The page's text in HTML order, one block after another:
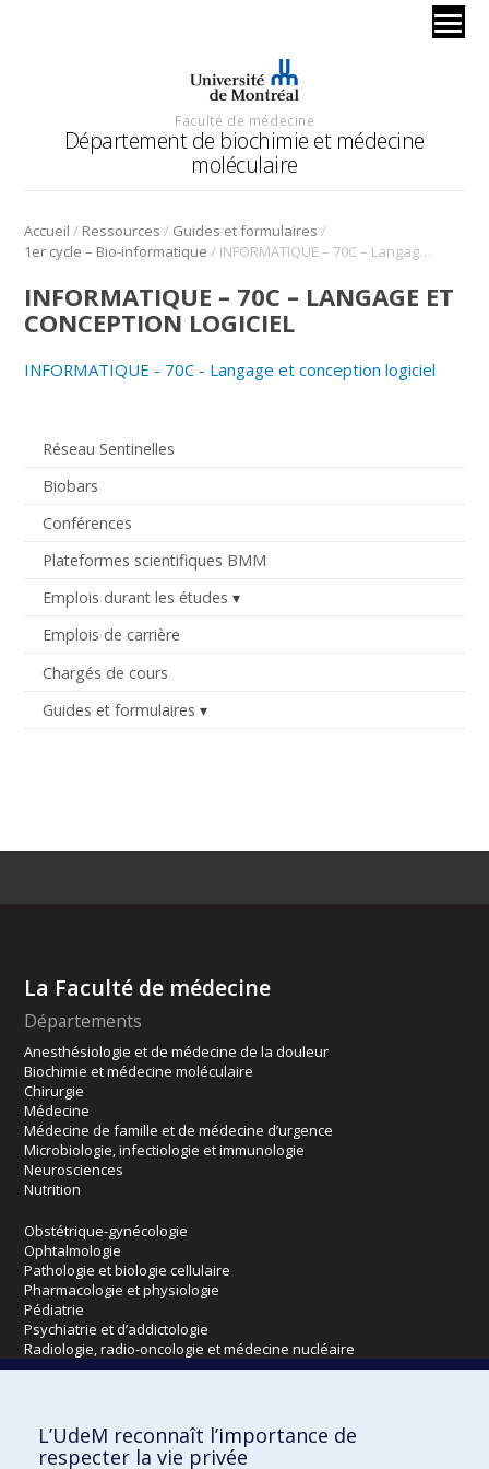
Faculté de médecine
Département de biochimie et médecine
moléculaire
Accueil / Ressources / Guides et formulaires /
1er cycle – Bio-informatique / INFORMATIQUE – 70C – Langage et conception logiciel
Réseau Sentinelles
Biobars
Conférences
Plateformes scientifiques BMM
Emplois durant les études
Emplois de carrière
Chargés de cours
Guides et formulaires
INFORMATIQUE – 70C – LANGAGE ET
CONCEPTION LOGICIEL
INFORMATIQUE - 70C - Langage et conception logiciel
La Faculté de médecine
Départements
Anesthésiologie et de médecine de la douleur
Biochimie et médecine moléculaire
Chirurgie
Médecine
Médecine de famille et de médecine d’urgence
Microbiologie, infectiologie et immunologie
Neurosciences
Nutrition
Obstétrique-gynécologie
Ophtalmologie
Pathologie et biologie cellulaire
Pharmacologie et physiologie
Pédiatrie
Psychiatrie et d’addictologie
Radiologie, radio-oncologie et médecine nucléaire
Écoles
Kinésiologie et des sciences de l’activité physique
L’UdeM reconnaît l’importance de
respecter la vie privée